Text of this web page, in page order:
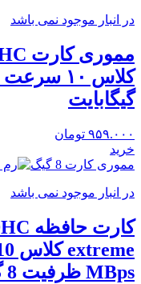
در انبار موجود نمی باشد
گیگابایت
۹۵۹.۰۰۰ تومان
خرید
مموری کارت 8 گیگ
در انبار موجود نمی باشد
MBps ظرفیت 8 گیگابایت